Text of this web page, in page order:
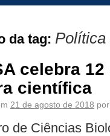
da tag: Política
celebra
científica
21 de agosto de 2018 por
de Ciências